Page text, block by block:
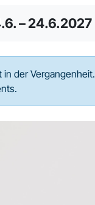
– 24.6.2027
in der Vergangenheit.